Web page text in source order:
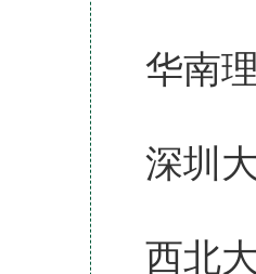
华南
深圳
西北